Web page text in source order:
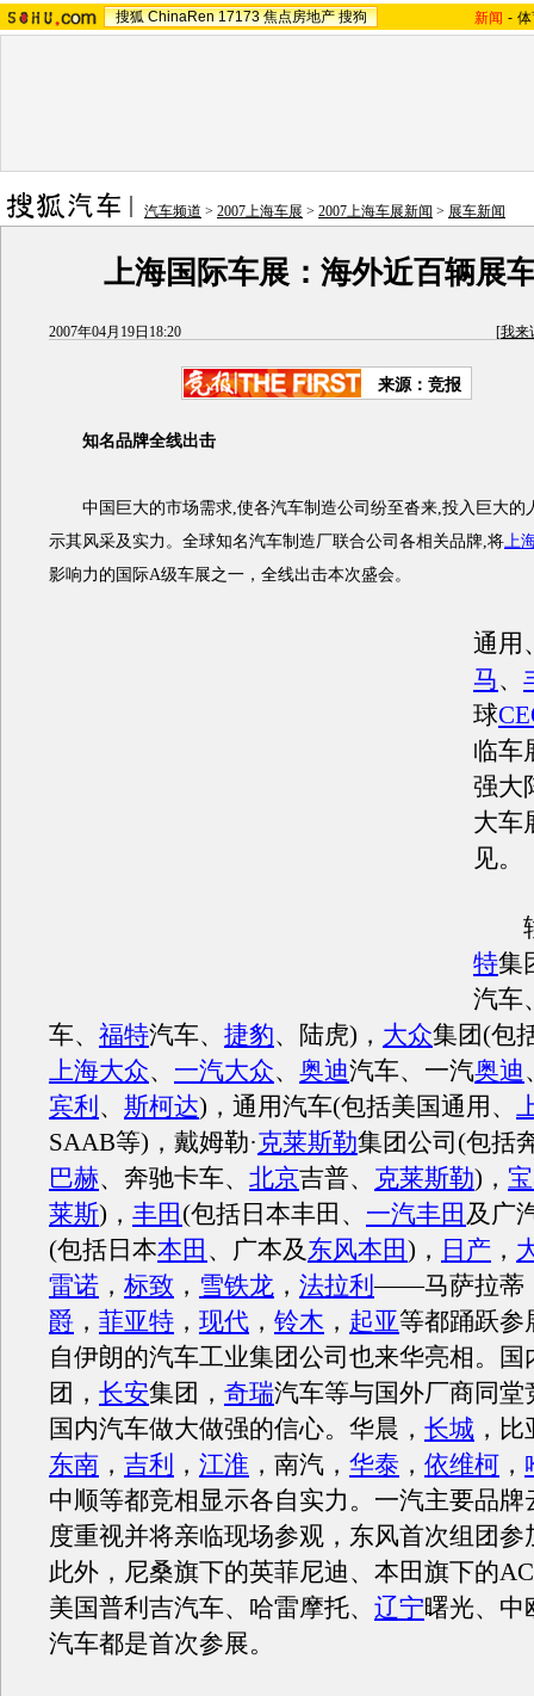
搜狐 ChinaRen 17173 焦点房地产 搜狗 新闻 -
汽车频道 > 2007上海车展 > 2007上海车展新闻 > 展车新闻
上海国际车展：海外近百辆展
2007年04月19日18:20 [我来
来源：竞报
知名品牌全线出击
中国巨大的市场需求,使各汽车制造公司纷至沓来,投入巨大的
示其风采及实力。全球知名汽车制造厂联合公司各相关品牌,将上
影响力的国际A级车展之一，全线出击本次盛会。
通用
马、
球
临车
强大
大车
见。
轿
特集
汽车
车、 福特汽车、 捷豹、陆虎)， 大众集团(包
上海大众、 一汽大众、 奥迪汽车、一汽奥迪
宾利 、 斯柯达)，通用汽车(包括美国通用、
SAAB等)，戴姆勒·克莱斯勒集团公司(包括
巴赫、奔驰卡车、 北京吉普、 克莱斯勒)，
莱斯)， 丰田 (包括日本丰田、 一汽丰田 及广
(包括日本本田 、广本及 东风本田)， 日产 ，
雷诺 ， 标致 ， 雪铁龙 ， 法拉利——马萨拉蒂
爵 ， 菲亚特 ， 现代 ， 铃木 ， 起亚等都踊跃参
自伊朗的汽车工业集团公司也来华亮相。国
团， 长安集团， 奇瑞汽车等与国外厂商同堂
国内汽车做大做强的信心。华晨， 长城 ，
东南 ， 吉利 ， 江淮 ，南汽， 华泰 ， 依维柯 ，
中顺等都竞相显示各自实力。一汽主要品牌
度重视并将亲临现场参观，东风首次组团参
此外，尼桑旗下的英菲尼迪、本田旗下的
美国普利吉汽车、哈雷摩托、 辽宁曙光、中
汽车都是首次参展。